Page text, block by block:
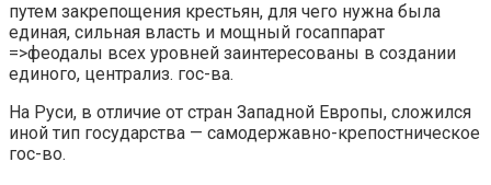
путем закрепощения крестьян, для чего нужна была
единая, сильная власть и мощный госаппарат
=>феодалы всех уровней заинтересованы в создании
единого, централиз. гос-ва.
На Руси, в отличие от стран Западной Европы, сложился
иной тип государства — самодержавно-крепостническое
гос-во.